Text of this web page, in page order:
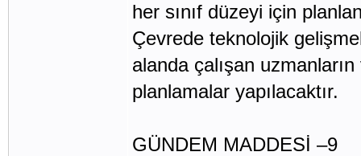
her sınıf düzeyi için
Çevrede teknolojik
alanda çalışan
planlamalar yapılacaktır.
GÜNDEM MADDESİ –9